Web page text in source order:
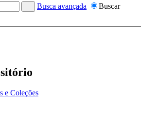
Busca avançada
Buscar
e Coleções